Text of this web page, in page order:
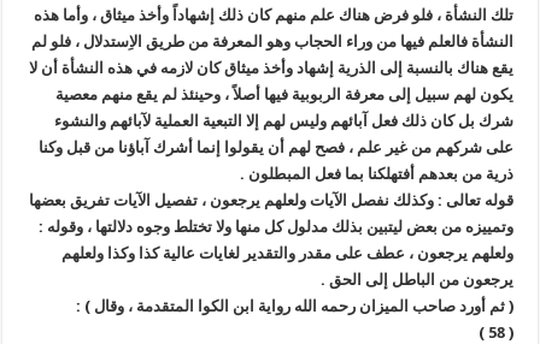
تلك النشأة ، فلو فرض هناك علم منهم كان ذلك إشهاداً وأخذ ميثاق ، وأما هذه
النشأة فالعلم فيها من وراء الحجاب وهو المعرفة من طريق الاِستدلال ، فلو لم
يقع هناك بالنسبة إلى الذرية إشهاد وأخذ ميثاق كان لازمه في هذه النشأة أن لا
يكون لهم سبيل إلى معرفة الربوبية فيها أصلاً ، وحينئذ لم يقع منهم معصية
شرك بل كان ذلك فعل آبائهم وليس لهم إلا التبعية العملية لآبائهم والنشوء
على شركهم من غير علم ، فصح لهم أن يقولوا إنما أشرك آباؤنا من قبل وكنا
ذرية من بعدهم أفتهلكنا بما فعل المبطلون .
قوله تعالى : وكذلك نفصل الآيات ولعلهم يرجعون ، تفصيل الآيات تفريق بعضها
وتمييزه من بعض ليتبين بذلك مدلول كل منها ولا تختلط وجوه دلالتها ، وقوله :
ولعلهم يرجعون ، عطف على مقدر والتقدير لغايات عالية كذا وكذا ولعلهم
يرجعون من الباطل إلى الحق .
( ثم أورد صاحب الميزان رحمه الله رواية ابن الكوا المتقدمة ، وقال ) :
( 58 )